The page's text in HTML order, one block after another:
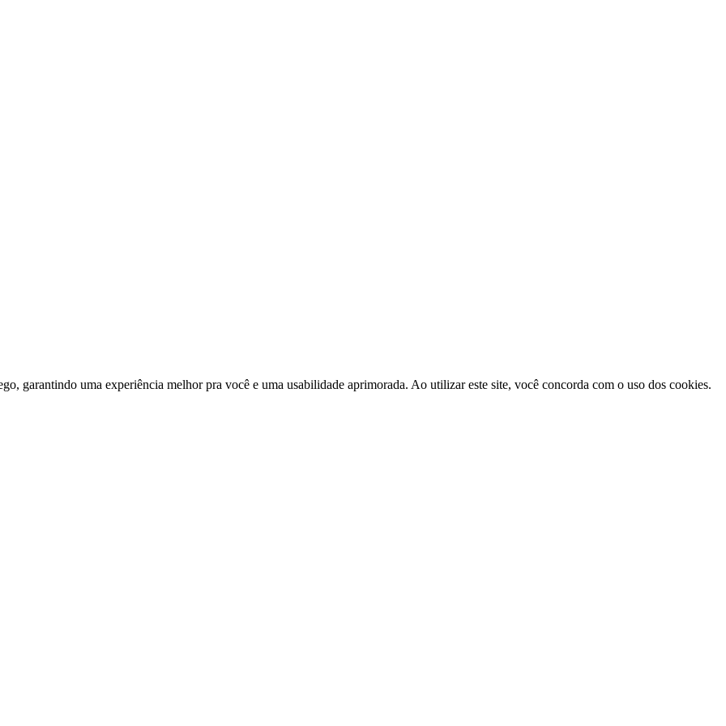
garantindo uma experiência melhor pra você e uma usabilidade aprimorada. Ao utilizar este site, você concorda com o uso dos cookies.